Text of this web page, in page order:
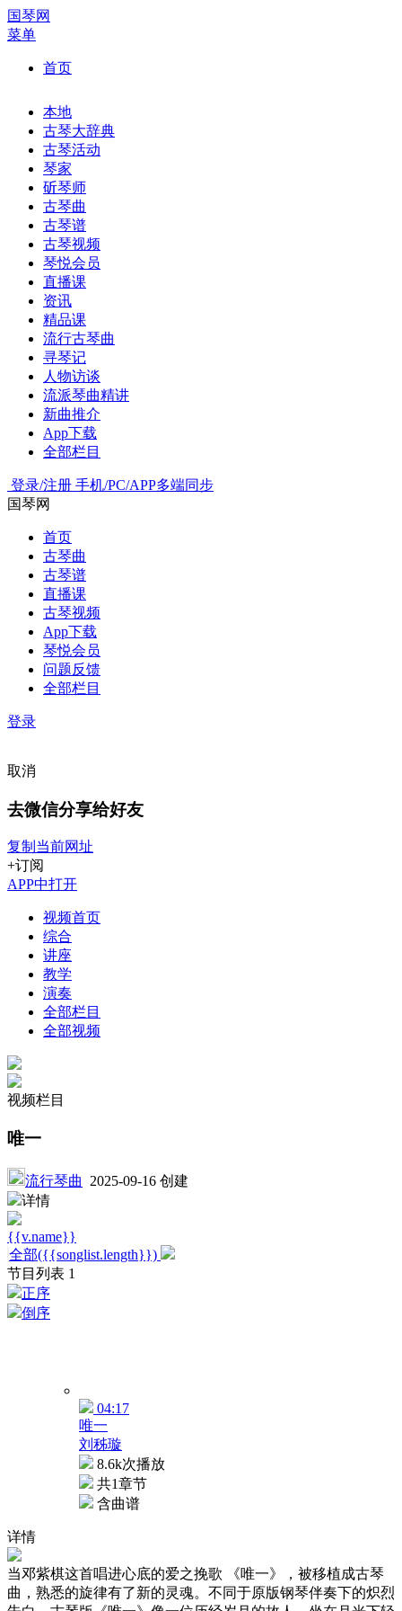
国琴网
菜单
首页
本地
古琴大辞典
古琴活动
琴家
斫琴师
古琴曲
古琴谱
古琴视频
琴悦会员
直播课
资讯
精品课
流行古琴曲
寻琴记
人物访谈
流派琴曲精讲
新曲推介
App下载
全部栏目
登录/注册 手机/PC/APP多端同步
国琴网
首页
古琴曲
古琴谱
直播课
古琴视频
App下载
琴悦会员
问题反馈
全部栏目
登录
取消
去微信分享给好友
复制当前网址
+订阅
APP中打开
视频首页
综合
讲座
教学
演奏
全部栏目
全部视频
视频栏目
唯一
流行琴曲
2025-09-16 创建
详情
{{v.name}}
全部({{songlist.length}})
节目列表 1
正序
倒序
04:17
唯一
刘秭璇
8.6k次播放
共1章节
含曲谱
详情
当邓紫棋这首唱进心底的爱之挽歌 《唯一》，被移植成古琴
曲，熟悉的旋律有了新的灵魂。不同于原版钢琴伴奏下的炽烈